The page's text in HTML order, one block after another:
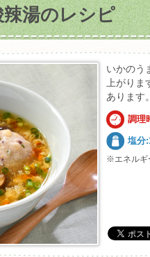
湯のレシピ
いかのう
上がり
あります
調理
塩分
※エネルギ